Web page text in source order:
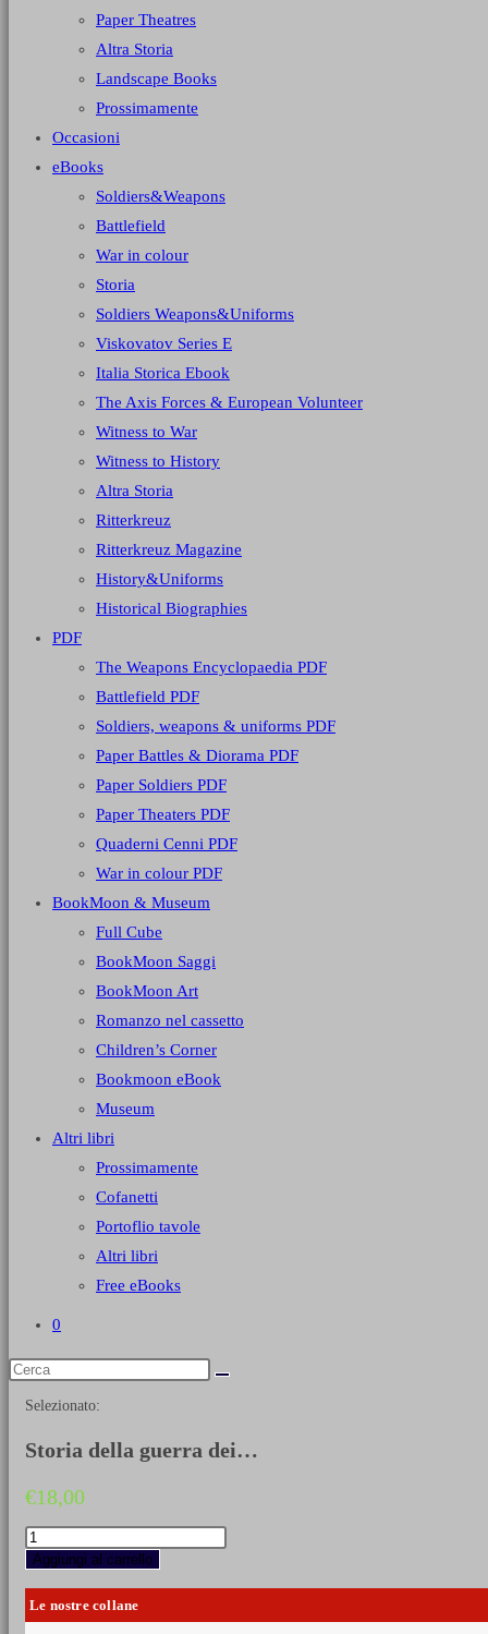
Paper Theatres
Altra Storia
Landscape Books
Prossimamente
Occasioni
eBooks
Soldiers&Weapons
Battlefield
War in colour
Storia
Soldiers Weapons&Uniforms
Viskovatov Series E
Italia Storica Ebook
The Axis Forces & European Volunteer
Witness to War
Witness to History
Altra Storia
Ritterkreuz
Ritterkreuz Magazine
History&Uniforms
Historical Biographies
PDF
The Weapons Encyclopaedia PDF
Battlefield PDF
Soldiers, weapons & uniforms PDF
Paper Battles & Diorama PDF
Paper Soldiers PDF
Paper Theaters PDF
Quaderni Cenni PDF
War in colour PDF
BookMoon & Museum
Full Cube
BookMoon Saggi
BookMoon Art
Romanzo nel cassetto
Children’s Corner
Bookmoon eBook
Museum
Altri libri
Prossimamente
Cofanetti
Portoflio tavole
Altri libri
Free eBooks
0
Selezionato:
Storia della guerra dei…
€18,00
Storia
della
guerra
dei
trent'anni
Aggiungi al carrello
Le nostre collane